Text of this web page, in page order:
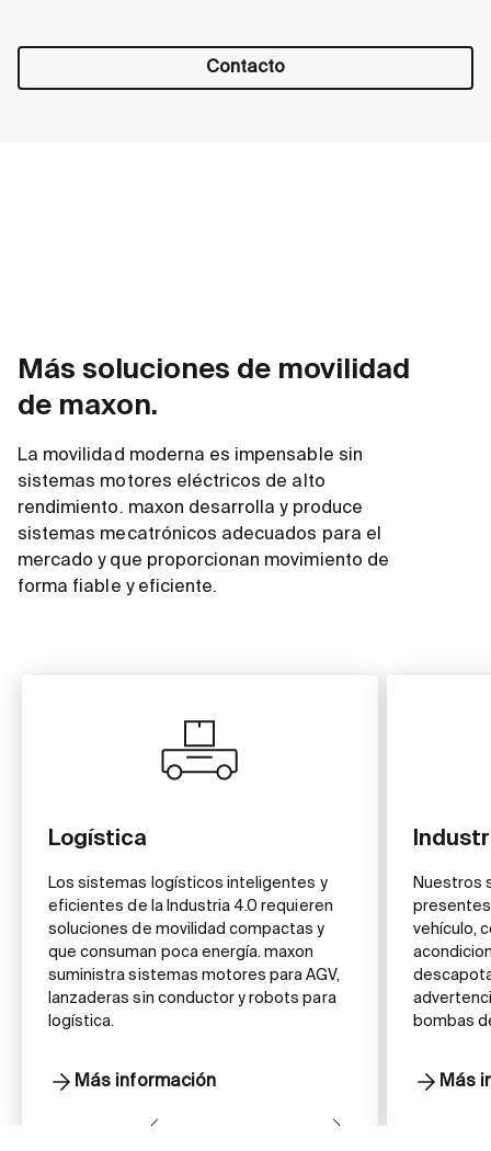
Contacto
Más soluciones de movilidad
de maxon.
La movilidad moderna es impensable sin
sistemas motores eléctricos de alto
rendimiento. maxon desarrolla y produce
sistemas mecatrónicos adecuados para el
mercado y que proporcionan movimiento de
forma fiable y eficiente.
Logística
Los sistemas logísticos inteligentes y
eficientes de la Industria 4.0 requieren
soluciones de movilidad compactas y
que consuman poca energía. maxon
suministra sistemas motores para AGV,
lanzaderas sin conductor y robots para
logística.
Más información
Nuestros
vehículo,
bombas
Más